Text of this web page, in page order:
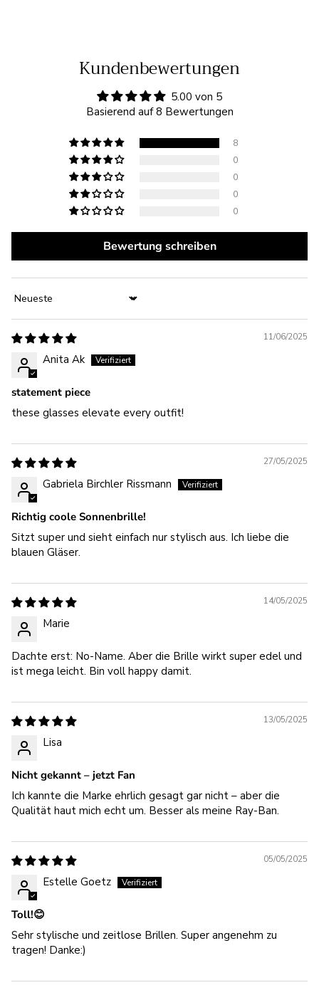
Kundenbewertungen
5.00 von 5
Basierend auf 8 Bewertungen
8
0
0
0
0
Bewertung schreiben
Sort by
11/06/2025
Anita Ak
statement piece
these glasses elevate every outfit!
27/05/2025
Gabriela Birchler Rissmann
Richtig coole Sonnenbrille!
Sitzt super und sieht einfach nur stylisch aus. Ich liebe die
blauen Gläser.
14/05/2025
Marie
Dachte erst: No-Name. Aber die Brille wirkt super edel und
ist mega leicht. Bin voll happy damit.
13/05/2025
Lisa
Nicht gekannt – jetzt Fan
Ich kannte die Marke ehrlich gesagt gar nicht – aber die
Qualität haut mich echt um. Besser als meine Ray-Ban.
05/05/2025
Estelle Goetz
Toll!😊
Sehr stylische und zeitlose Brillen. Super angenehm zu
tragen! Danke:)